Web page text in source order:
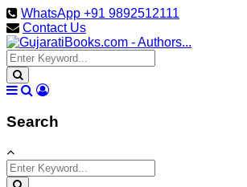
WhatsApp +91 9892512111
Contact Us
Search